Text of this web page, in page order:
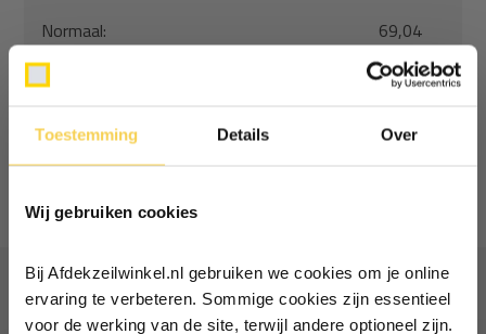
Toestemming Details Over
Wij gebruiken cookies
Bij Afdekzeilwinkel.nl gebruiken we cookies om je online
ervaring te verbeteren. Sommige cookies zijn essentieel
voor de werking van de site, terwijl andere optioneel zijn.
Normaal:
69,04
Je bespaart
1,69
Combideal:
67,36
Vaak samen gekocht
Ontvang €5,- korting!
Schrijf je in voor de nieuwsbrief en
Vul je e-mailadres in‍⁪⁪